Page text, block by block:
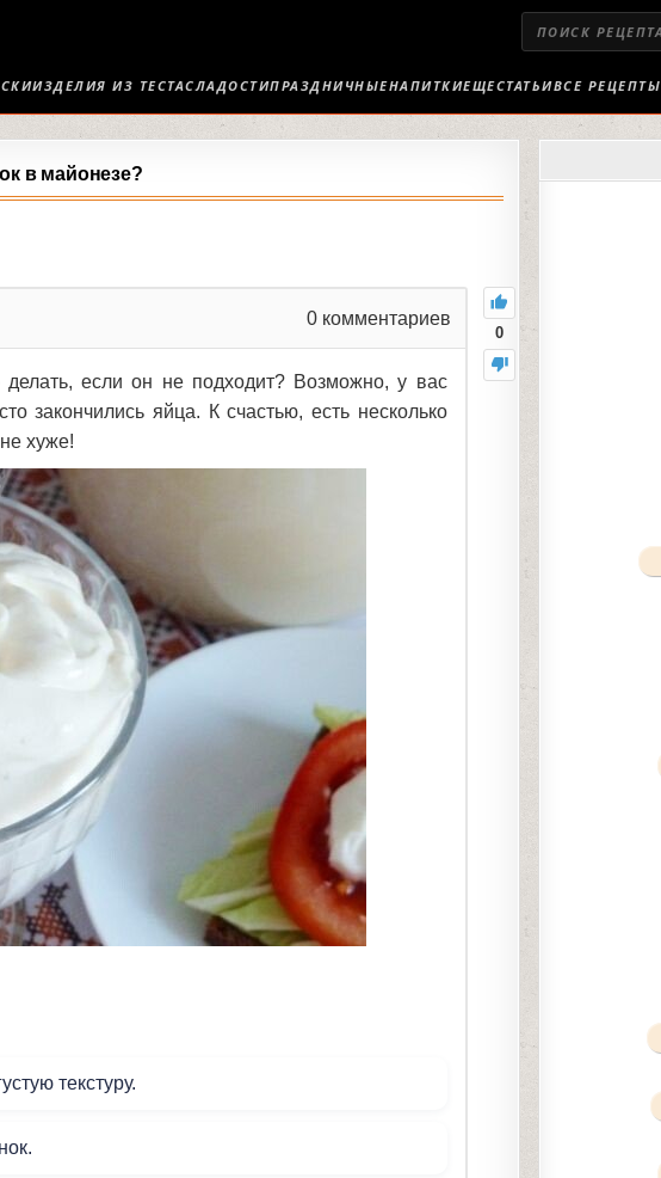
ИЗДЕЛИЯ ИЗ ТЕСТАСЛАДОСТИПРАЗДНИЧНЫЕНАПИТКИЕЩЕСТАТЬИВСЕ РЕЦЕПТЫ
в майонезе?
0
0комментариев
если он не подходит? Возможно, у вас
закончились яйца. К счастью, есть несколько
хуже!
текстуру.